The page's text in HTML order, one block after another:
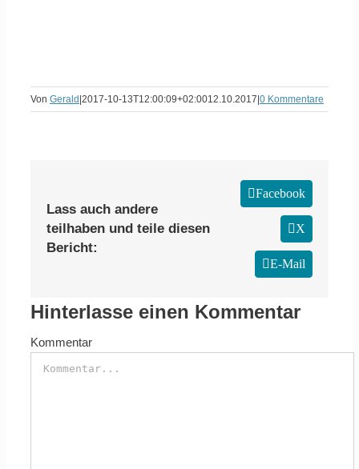
Von Gerald 2017-10-13T12:00:09+02:0012.10.2017 0 Kommentare
Lass auch andere
teilhaben und teile diesen
Bericht:
Facebook
X
E-Mail
Hinterlasse einen Kommentar
Kommentar